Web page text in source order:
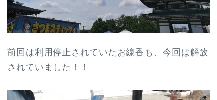
前回は利用停止されていたお線香も、今回は解放
されていました！！